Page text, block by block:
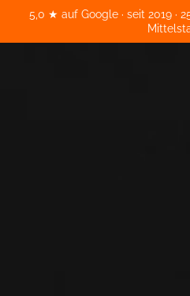
5,0 ★ auf Google · seit 2019 ·